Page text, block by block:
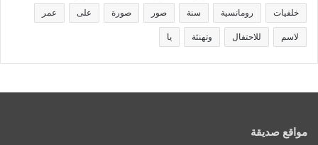
خلفيات رومانسية سنة صور صورة على عمر
لاسم للاحتفال وتهنئة يا
مواقع صديقة